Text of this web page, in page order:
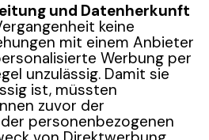
und Datenherkunft
keine
mit einem Anbieter
Werbung per
unzulässig. Damit sie
ist, müssten
zuvor der
personenbezogenen